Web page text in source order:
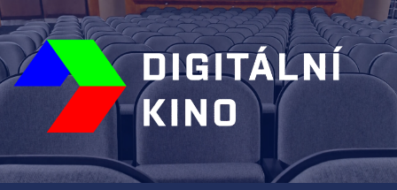
Skip
to
content